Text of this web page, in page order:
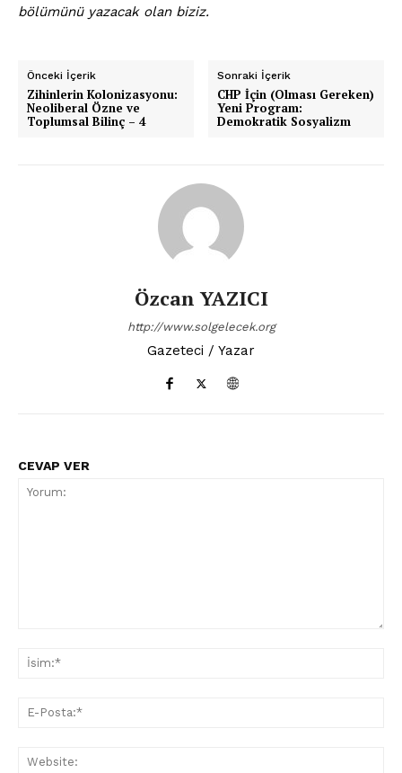
bölümünü yazacak olan biziz.
Önceki İçerik
Zihinlerin Kolonizasyonu:
Neoliberal Özne ve
Toplumsal Bilinç – 4
Sonraki İçerik
CHP İçin (Olması Gereken)
Yeni Program:
Demokratik Sosyalizm
Özcan YAZICI
http://www.solgelecek.org
Gazeteci / Yazar
CEVAP VER